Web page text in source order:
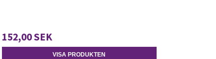
152,00 SEK
VISA PRODUKTEN